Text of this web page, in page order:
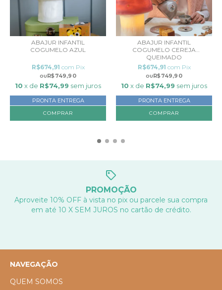
ABAJUR INFANTIL
COGUMELO AZUL
R$749,90
R$674,91 com Pix
10 x de R$74,99 sem juros
PRONTA ENTREGA
ABAJUR INFANTIL
COGUMELO CEREJA
QUEIMADO
R$749,90
R$674,91 com Pix
10 x de R$74,99 sem juros
PRONTA ENTREGA
PROMOÇÃO
Aproveite 10% OFF à vista no pix ou parcele sua compra
em até 10 X SEM JUROS no cartão de crédito.
NAVEGAÇÃO
QUEM SOMOS